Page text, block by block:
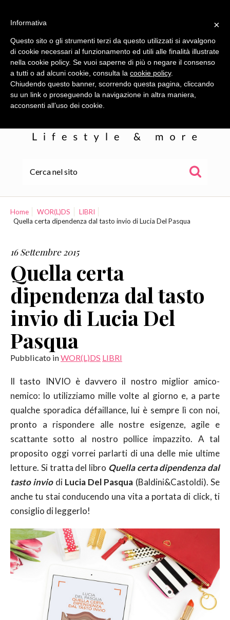
WOR(L)DS
COLLABORAZIONI
CONTATTI
Home WOR(L)DS
LIBRI
Quella certa dipendenza dal tasto invio di Lucia Del Pasqua
16 Settembre 2015
Quella certa
dipendenza dal tasto
invio di Lucia Del
Pasqua
Pubblicato inWOR(L)DS LIBRI
Il tasto INVIO è davvero il nostro miglior amico-
nemico: lo utilizziamo mille volte al giorno e, a parte
qualche sporadica défaillance, lui è sempre lì con noi,
pronto a rispondere alle nostre esigenze, agile e
scattante sotto al nostro pollice impazzito. A tal
proposito oggi vorrei parlarti di una delle mie ultime
letture. Si tratta del libro Quella certa dipendenza dal
tasto inviodi Lucia Del Pasqua (Baldini&Castoldi). Se
anche tu stai conducendo una vita a portata di click, ti
consiglio di leggerlo!
×
Informativa
Questo sito o gli strumenti terzi da questo utilizzati si avvalgono
di cookie necessari al funzionamento ed utili alle finalità illustrate
nella cookie policy. Se vuoi saperne di più o negare il consenso
a tutti o ad alcuni cookie, consulta la cookie policy.
Chiudendo questo banner, scorrendo questa pagina, cliccando
su un link o proseguendo la navigazione in altra maniera,
acconsenti all’uso dei cookie.